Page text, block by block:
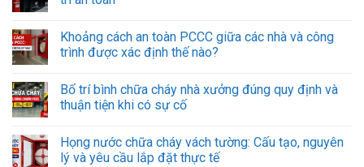
Khoảng cách an toàn PCCC giữa các nhà và công
trình được xác định thế nào?
Bố trí bình chữa cháy nhà xưởng đúng quy định và
thuận tiện khi có sự cố
Họng nước chữa cháy vách tường: Cấu tạo, nguyên
lý và yêu cầu lắp đặt thực tế